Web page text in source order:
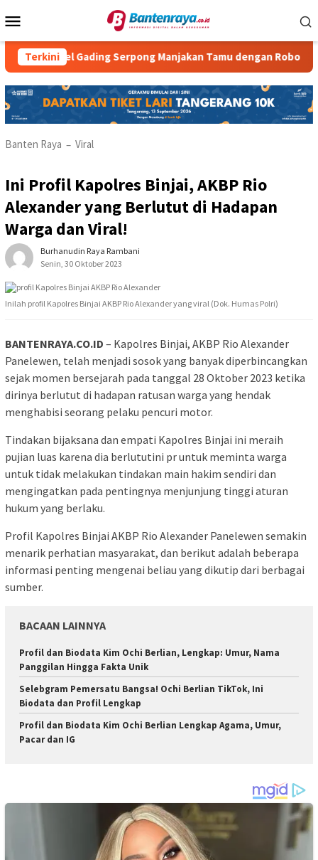
ke
Mobile
Terkini
Gading Serpong Manjakan Tamu dengan Robot Waiter
Banten Raya – Viral
Ini Profil Kapolres Binjai, AKBP Rio
Alexander yang Berlutut di Hadapan
Warga dan Viral!
Burhanudin Raya Rambani
Senin, 30 Oktober 2023
Inilah profil Kapolres Binjai AKBP Rio Alexander yang viral (Dok. Humas Polri)
BANTENRAYA.CO.ID – Kapolres Binjai, AKBP Rio Alexander
Panelewen, telah menjadi sosok yang banyak diperbincangkan
sejak momen bersejarah pada tanggal 28 Oktober 2023 ketika
dirinya berlutut di hadapan ratusan warga yang hendak
menghabisi seorang pelaku pencuri motor.
Tindakan bijaksana dan empati Kapolres Binjai ini meraih
pujian luas karena dia berlututini pr untuk meminta warga
untuk tidak melakukan tindakan main hakim sendiri dan
mengingatkan pada pentingnya menjunjung tinggi aturan
hukum yang berlaku.
Profil Kapolres Binjai AKBP Rio Alexander Panelewen semakin
menarik perhatian masyarakat, dan berikut adalah beberapa
informasi penting mengenai beliau yang dikutip dari berbagai
sumber.
BACAAN LAINNYA
Profil dan Biodata Kim Ochi Berlian, Lengkap: Umur, Nama
Panggilan Hingga Fakta Unik
Selebgram Pemersatu Bangsa! Ochi Berlian TikTok, Ini
Biodata dan Profil Lengkap
Profil dan Biodata Kim Ochi Berlian Lengkap Agama, Umur,
Pacar dan IG